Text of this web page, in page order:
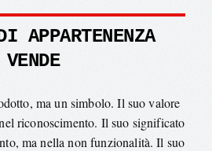
APPARTENENZA
ma un simbolo. Il suo valore
riconoscimento. Il suo significato
ma nella non funzionalità. Il suo